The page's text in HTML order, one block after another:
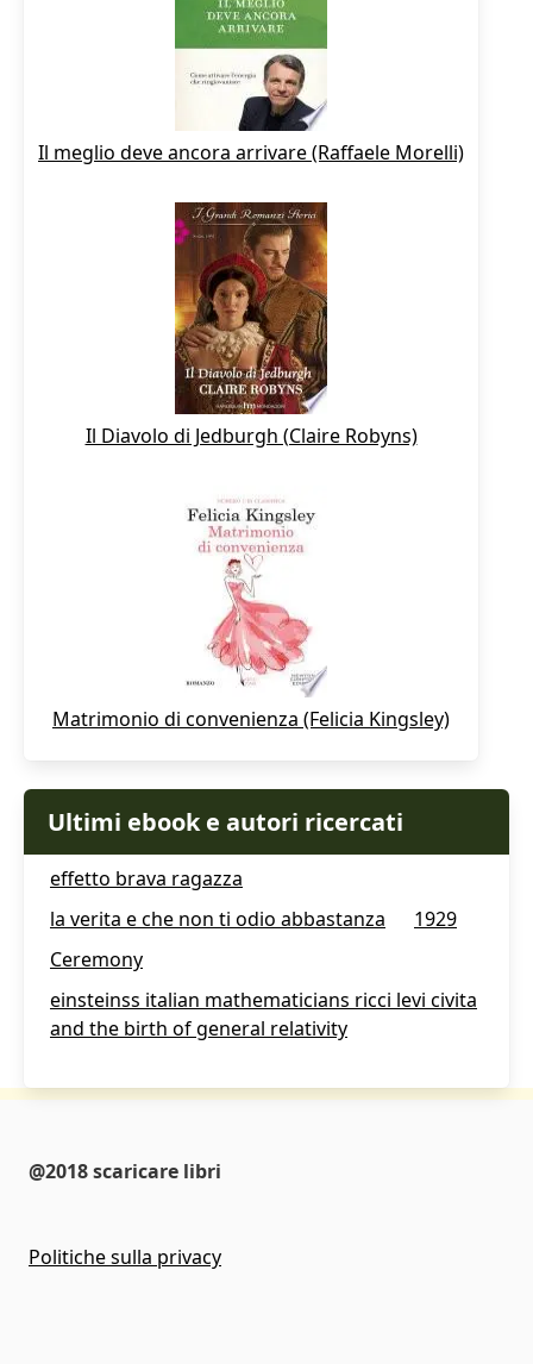
Il meglio deve ancora arrivare (Raffaele Morelli)
Il Diavolo di Jedburgh (Claire Robyns)
Matrimonio di convenienza (Felicia Kingsley)
Ultimi ebook e autori ricercati
effetto brava ragazza
la verita e che non ti odio abbastanza
1929
Ceremony
einsteinss italian mathematicians ricci levi civita
and the birth of general relativity
@2018 scaricare libri
Politiche sulla privacy